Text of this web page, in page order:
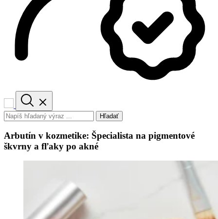
Hľadať
Arbutín v kozmetike: Špecialista na pigmentové
škvrny a fľaky po akné